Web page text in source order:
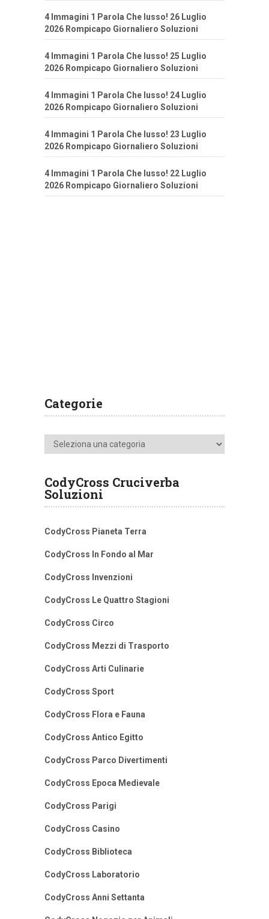
4 Immagini 1 Parola Che lusso! 26 Luglio
2026 Rompicapo Giornaliero Soluzioni
4 Immagini 1 Parola Che lusso! 25 Luglio
2026 Rompicapo Giornaliero Soluzioni
4 Immagini 1 Parola Che lusso! 24 Luglio
2026 Rompicapo Giornaliero Soluzioni
4 Immagini 1 Parola Che lusso! 23 Luglio
2026 Rompicapo Giornaliero Soluzioni
4 Immagini 1 Parola Che lusso! 22 Luglio
2026 Rompicapo Giornaliero Soluzioni
Categorie
Categorie
CodyCross Cruciverba
Soluzioni
CodyCross Pianeta Terra
CodyCross In Fondo al Mar
CodyCross Invenzioni
CodyCross Le Quattro Stagioni
CodyCross Circo
CodyCross Mezzi di Trasporto
CodyCross Arti Culinarie
CodyCross Sport
CodyCross Flora e Fauna
CodyCross Antico Egitto
CodyCross Parco Divertimenti
CodyCross Epoca Medievale
CodyCross Parigi
CodyCross Casino
CodyCross Biblioteca
CodyCross Laboratorio
CodyCross Anni Settanta